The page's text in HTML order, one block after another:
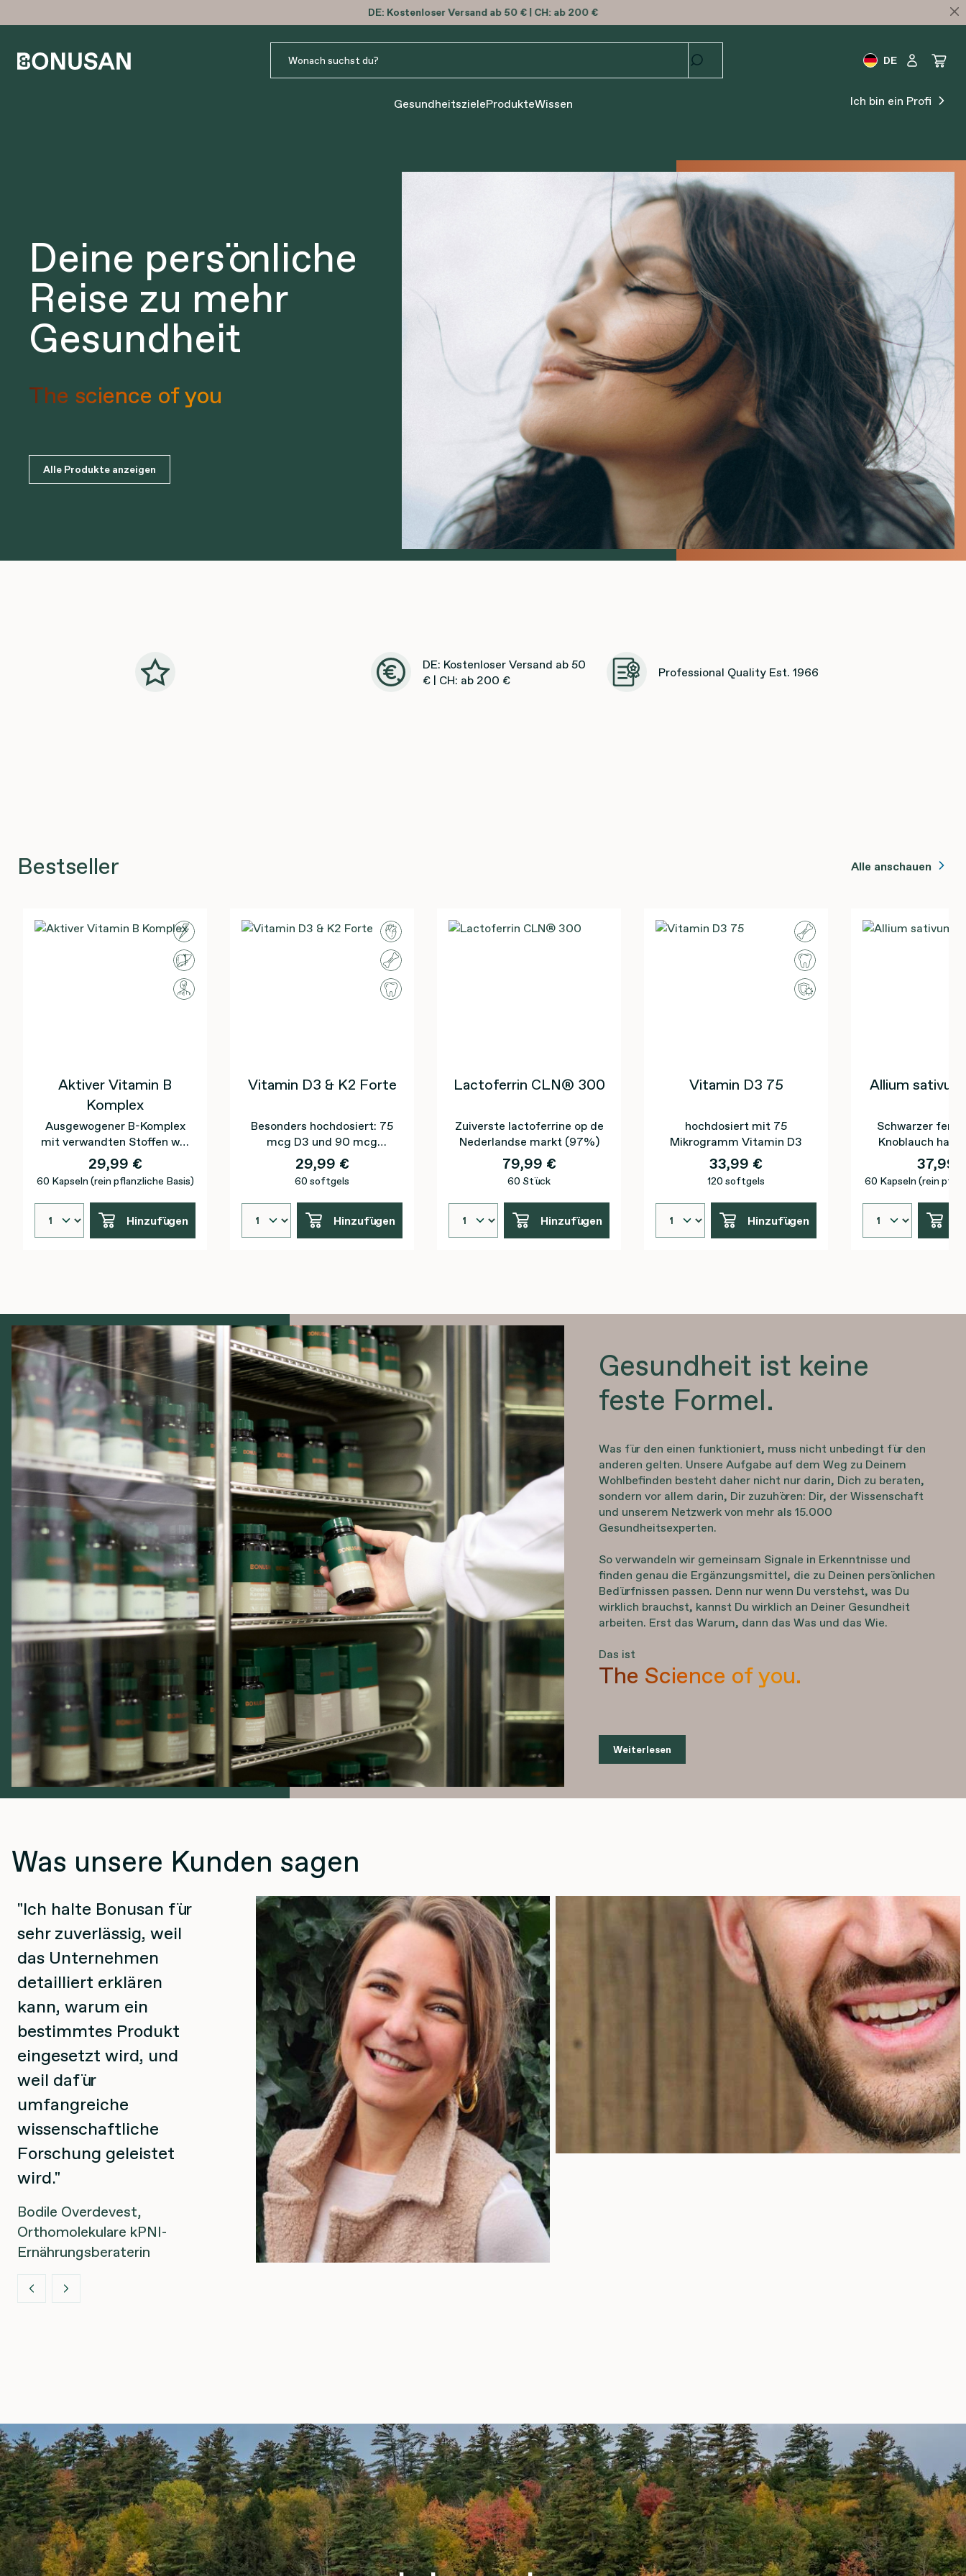
Spare mit den neuen Bonusan-Paketen
DE
GesundheitszieleProdukteWissen Ich bin ein Profi
Deine persönliche
Reise zu mehr
Gesundheit
The science of you
Alle Produkte anzeigen
DE: Kostenloser Versand ab 50
€ | CH: ab 200 €
Professional Quality Est. 1966
Bestseller Alle anschauen
Aktiver Vitamin B
Komplex
Ausgewogener B-Komplex
mit verwandten Stoffen wie
Cholin, Inosit und PABA für
eine optimale
synergistische Funktion
29,99 €
60 Kapseln (rein pflanzliche Basis)
Hinzufügen
Vitamin D3 & K2 Forte
Besonders hochdosiert: 75
mcg D3 und 90 mcg
K2VITAL® in nativem
Olivenöl extra
29,99 €
60 softgels
Hinzufügen
Lactoferrin CLN® 300
Zuiverste lactoferrine op de
Nederlandse markt (97%)
79,99 €
60 Stück
Hinzufügen
Vitamin D3 75
hochdosiert mit 75
Mikrogramm Vitamin D3
33,99 €
120 softgels
Hinzufügen
Allium
Schwarzer
Knoblauch hat
37,99
60 Kapseln (rein
Gesundheit ist keine
feste Formel.
Was für den einen funktioniert, muss nicht unbedingt für den
anderen gelten. Unsere Aufgabe auf dem Weg zu Deinem
Wohlbefinden besteht daher nicht nur darin, Dich zu beraten,
sondern vor allem darin, Dir zuzuhören: Dir, der Wissenschaft
und unserem Netzwerk von mehr als 15.000
Gesundheitsexperten.
So verwandeln wir gemeinsam Signale in Erkenntnisse und
finden genau die Ergänzungsmittel, die zu Deinen persönlichen
Bedürfnissen passen. Denn nur wenn Du verstehst, was Du
wirklich brauchst, kannst Du wirklich an Deiner Gesundheit
arbeiten. Erst das Warum, dann das Was und das Wie.
Das ist
The Science of you.
Weiterlesen
Was unsere Kunden sagen
Ich halte Bonusan für
sehr zuverlässig, weil
das Unternehmen
detailliert erklären
kann, warum ein
bestimmtes Produkt
eingesetzt wird, und
weil dafür
umfangreiche
wissenschaftliche
Forschung geleistet
wird.
Bodile Overdevest,
Orthomolekulare kPNI-
Ernährungsberaterin
Ich bin durch die
Fortbildung der Natura
Foundation mit
Bonusan in Berührung
gekommen. In meinen
Augen steht Bonusan
für Qualität, die ich
auch meinen Klienten
anbieten kann.
Nino van der Haar,
Holistischer &
orthomolekularer Therapeut
Mir gefällt, dass ich
meinen Kunden über
den Bonusan-
Bestellservice eine
Empfehlung schicken
kann. So können sie
das Produkt direkt
bestellen und
bekommen es am
nächsten Tag geliefert.
Ilse Boonstra,
Hauttherapeutin &
orthomolekulare
Therapeutin
Für mich ist Bonusan
ein Qualitätsprodukt,
die Zusammensetzung
durchdacht. „Wenn ich
besprechen will, kann
ich das Beratungsteam
das gefällt mir sehr gut!